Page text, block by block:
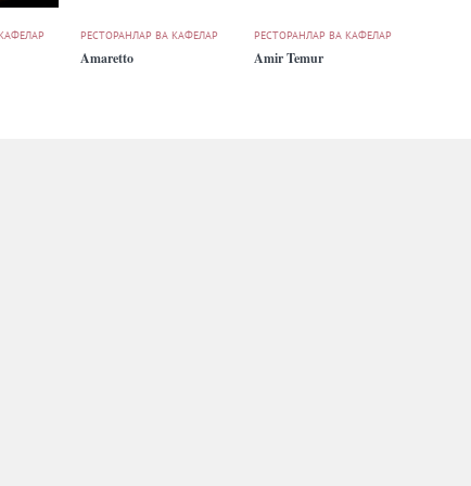
РЕСТОРАНЛАР ВА КАФЕЛАР
Amaretto
РЕСТОРАНЛАР ВА КАФЕЛАР
Amir Temur